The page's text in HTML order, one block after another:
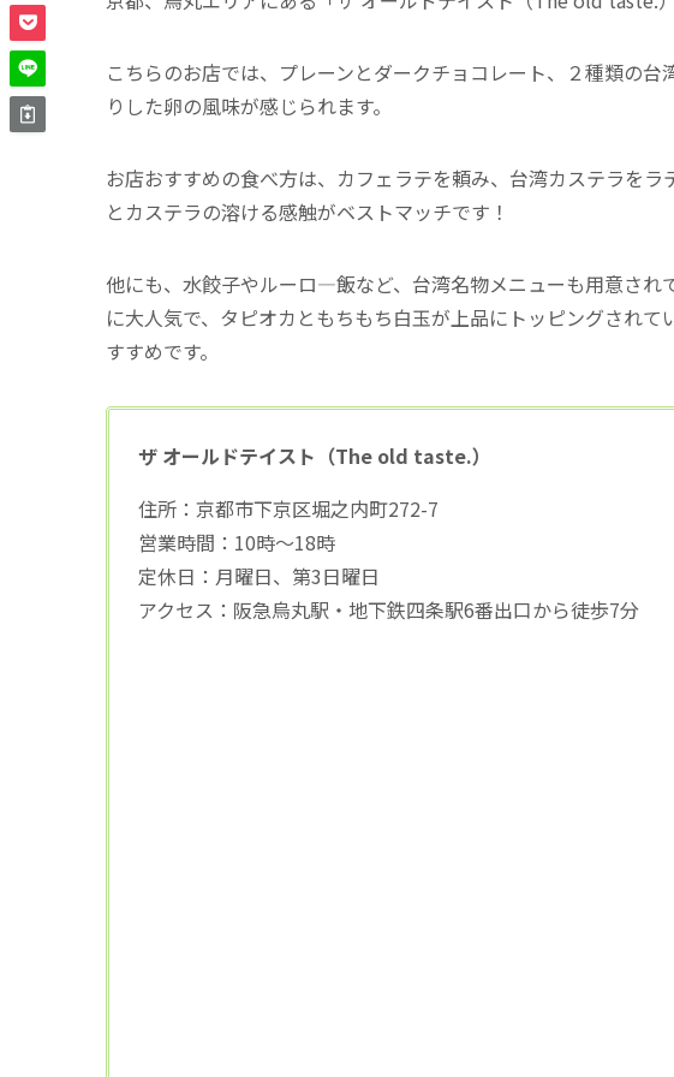
こちらのお店では、プレーンとダークチョコレート、２種類の
りした卵の風味が感じられます。
お店おすすめの食べ方は、 カフェラテを頼み、台湾カステラをラ
とカステラの溶ける感触がベストマッチです！
他にも、水餃子やルーロ―飯など、台湾名物メニューも用意され
に大人気で、タピオカともちもち白玉が上品にトッピングされ
すすめです。
ザ オールドテイスト（The old taste.）
住所：京都市下京区堀之内町272-7
営業時間：10時～18時
定休日：月曜日、第3日曜日
アクセス：阪急烏丸駅・地下鉄四条駅6番出口から徒歩7分